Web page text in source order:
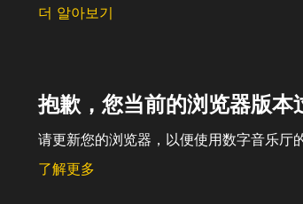
더 알아보기
抱歉，您当前的浏览器版本
请更新您的浏览器，以便使用数字音乐厅
了解更多